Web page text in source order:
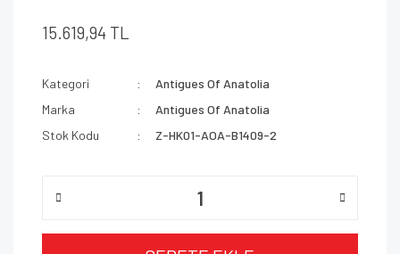
15.619,94 TL
Kategori
Antigues Of Anatolia
Marka
Antigues Of Anatolia
Stok Kodu
Z-HK01-AOA-B1409-2